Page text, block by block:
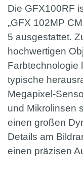
Die GFX100RF
„GFX 102MP
5 ausgestattet.
hochwertigen
Farbtechnologie
typische
Megapixel-
und Mikrolinsen
einen großen
Details am
einen präzisen